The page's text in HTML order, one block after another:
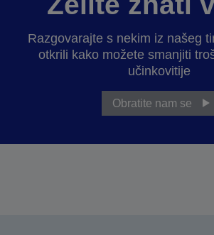
Razgovarajte s nekim iz našeg
otkrili kako možete smanjiti
učinkovitije
Obratite nam se